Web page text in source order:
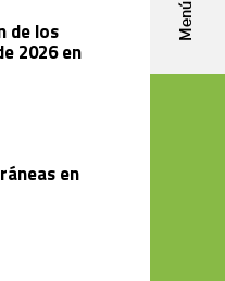
Menú
de los
2026 en
en